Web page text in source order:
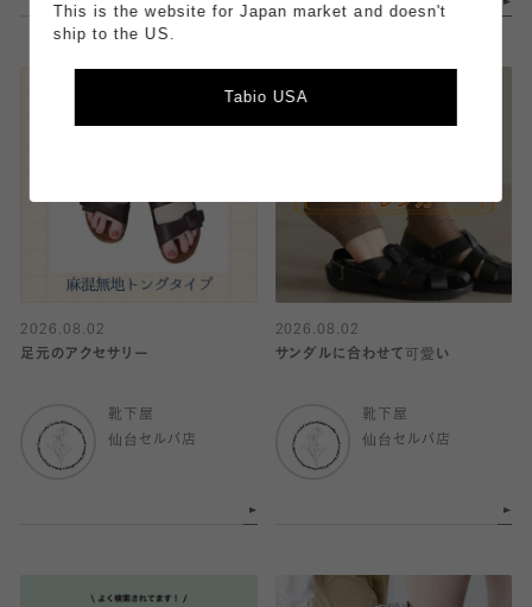
2026.08.02
足元のアクセサリー
靴下屋
仙台セルバ店
2026.08.02
サンダルに合わせて可愛い
靴下屋
仙台セルバ店
This is the website for Japan market and doesn't
ship to the US.
Tabio USA